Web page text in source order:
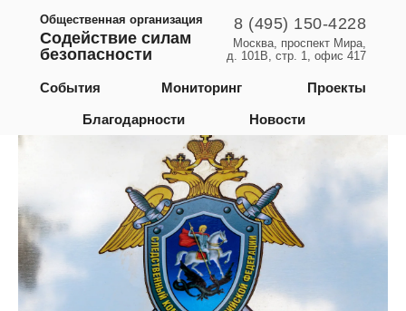
8 (495) 150-4228
Общественная организация
Содействие силам
безопасности
Мониторинг
События
Благодарности Новости
Проекты
Москва, проспект Мира,
д. 101В, стр. 1, офис 417
Ростовская область